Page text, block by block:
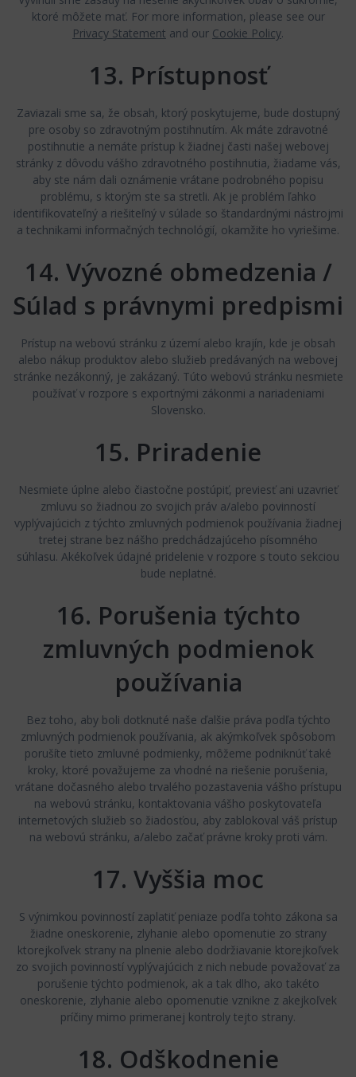
ktoré môžete mať. For more information, please see our
Privacy Statement and our Cookie Policy.
13. Prístupnosť
Zaviazali sme sa, že obsah, ktorý poskytujeme, bude dostupný
pre osoby so zdravotným postihnutím. Ak máte zdravotné
postihnutie a nemáte prístup k žiadnej časti našej webovej
stránky z dôvodu vášho zdravotného postihnutia, žiadame vás,
aby ste nám dali oznámenie vrátane podrobného popisu
problému, s ktorým ste sa stretli. Ak je problém ľahko
identifikovateľný a riešiteľný v súlade so štandardnými nástrojmi
a technikami informačných technológií, okamžite ho vyriešime.
14. Vývozné obmedzenia /
Súlad s právnymi predpismi
Prístup na webovú stránku z území alebo krajín, kde je obsah
alebo nákup produktov alebo služieb predávaných na webovej
stránke nezákonný, je zakázaný. Túto webovú stránku nesmiete
používať v rozpore s exportnými zákonmi a nariadeniami
Slovensko.
15. Priradenie
Nesmiete úplne alebo čiastočne postúpiť, previesť ani uzavrieť
zmluvu so žiadnou zo svojich práv a/alebo povinností
vyplývajúcich z týchto zmluvných podmienok používania žiadnej
tretej strane bez nášho predchádzajúceho písomného
súhlasu. Akékoľvek údajné pridelenie v rozpore s touto sekciou
bude neplatné.
16. Porušenia týchto
zmluvných podmienok
používania
Bez toho, aby boli dotknuté naše ďalšie práva podľa týchto
zmluvných podmienok používania, ak akýmkoľvek spôsobom
porušíte tieto zmluvné podmienky, môžeme podniknúť také
kroky, ktoré považujeme za vhodné na riešenie porušenia,
vrátane dočasného alebo trvalého pozastavenia vášho prístupu
na webovú stránku, kontaktovania vášho poskytovateľa
internetových služieb so žiadosťou, aby zablokoval váš prístup
na webovú stránku, a/alebo začať právne kroky proti vám.
17. Vyššia moc
S výnimkou povinností zaplatiť peniaze podľa tohto zákona sa
žiadne oneskorenie, zlyhanie alebo opomenutie zo strany
ktorejkoľvek strany na plnenie alebo dodržiavanie ktorejkoľvek
zo svojich povinností vyplývajúcich z nich nebude považovať za
porušenie týchto podmienok, ak a tak dlho, ako takéto
oneskorenie, zlyhanie alebo opomenutie vznikne z akejkoľvek
príčiny mimo primeranej kontroly tejto strany.
18. Odškodnenie